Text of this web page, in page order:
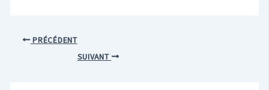
PRÉCÉDENT
SUIVANT